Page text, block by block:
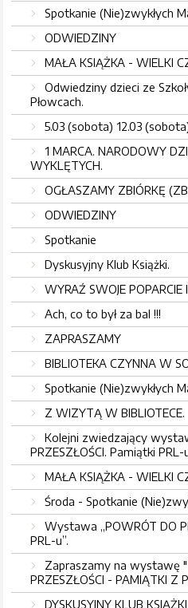
Spotkanie (Nie)zwykłych
ODWIEDZINY
MAŁA KSIĄŻKA - WIELKI
Odwiedziny dzieci ze
Płowcach.
5.03 (sobota) 12.03
1 MARCA. NARODOWY
WYKLĘTYCH.
OGŁASZAMY ZBIÓRKĘ
ODWIEDZINY
Spotkanie
Dyskusyjny Klub Książki.
WYRAŹ SWOJE POPARCIE
Ach, co to był za bal !!!
ZAPRASZAMY
BIBLIOTEKA CZYNNA W
Spotkanie (Nie)zwykłych
Z WIZYTĄ W BIBLIOTECE.
Kolejni zwiedzający
PRZESZŁOŚCI. Pamiątki PRL-
MAŁA KSIĄŻKA - WIELKI
Środa - Spotkanie
Wystawa „POWRÓT DO
PRL-u”.
Zapraszamy na wystawę "
PRZESZŁOŚCI - PAMIĄTKI Z
DYSKUSYJNY KLUB